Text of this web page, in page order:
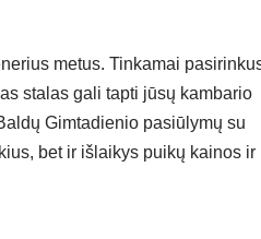
metus. Tinkamai
stalas gali tapti jūsų kambario
Gimtadienio pasiūlymų su
bet ir išlaikys puikų kainos ir